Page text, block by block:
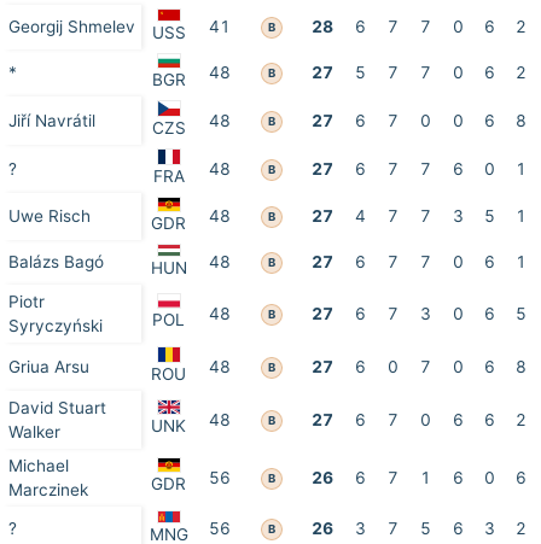
Georgij Shmelev USS 41 B 28 6 7 7 0 6 2
* BGR 48 B 27 5 7 7 0 6 2
Jiří Navrátil CZS 48 B 27 6 7 0 0 6 8
? FRA 48 B 27 6 7 7 6 0 1
Uwe Risch GDR 48 B 27 4 7 7 3 5 1
Balázs Bagó HUN 48 B 27 6 7 7 0 6 1
Piotr
Syryczyński
POL 48 B 27 6 7 3 0 6 5
Griua Arsu ROU 48 B 27 6 0 7 0 6 8
David Stuart
Walker
UNK 48 B 27 6 7 0 6 6 2
Michael
Marczinek
GDR 56 B 26 6 7 1 6 0 6
? MNG 56 B 26 3 7 5 6 3 2